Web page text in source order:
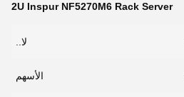
2U Inspur NF5270M6 Rack Server
لا..
الأسهم